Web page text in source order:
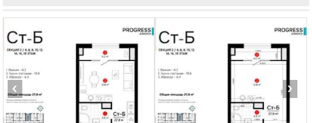
‹ ›